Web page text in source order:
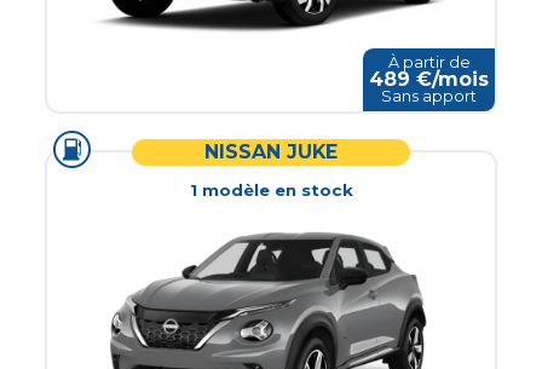
À partir de
489 €/mois
Sans apport
NISSAN JUKE
1modèleen stock